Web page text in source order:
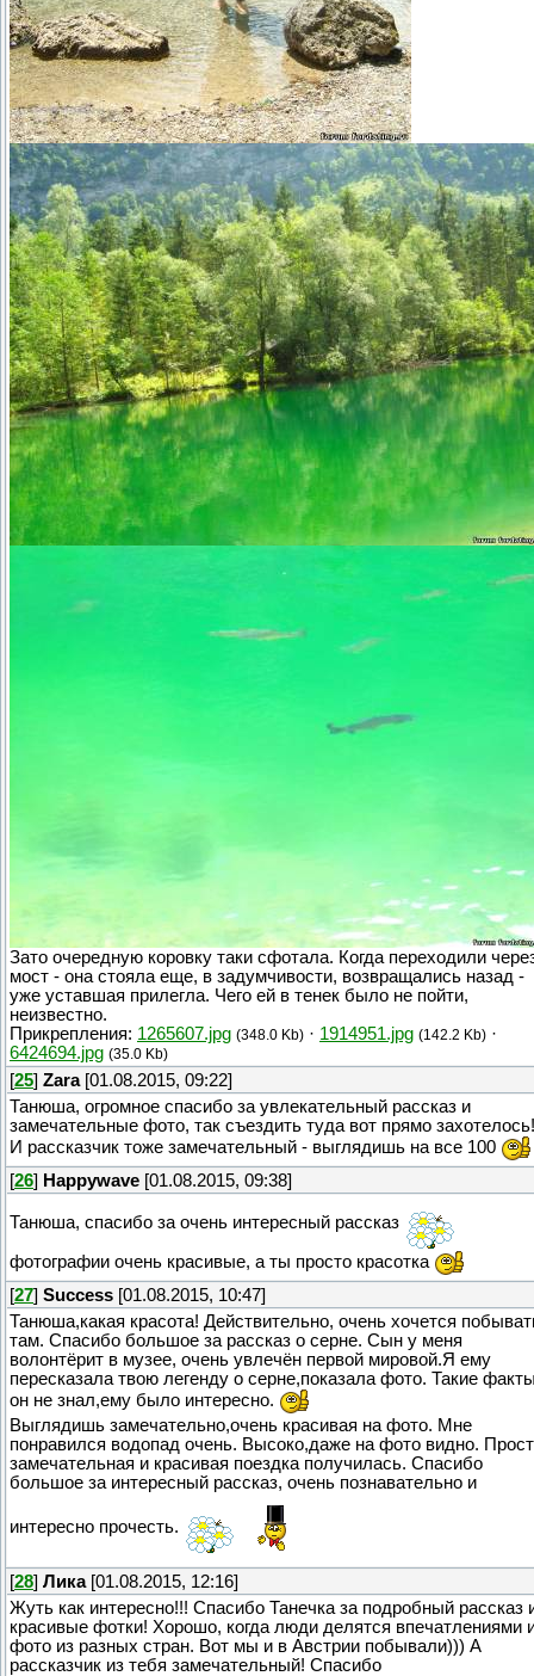
Зато очередную коровку таки сфотала. Когда переходили
мост - она стояла еще, в задумчивости, возвращались назад -
уже уставшая прилегла. Чего ей в тенек было не пойти,
неизвестно.
Прикрепления: 1265607.jpg (348.0 Kb) · 1914951.jpg (142.2 Kb) ·
6424694.jpg (35.0 Kb)
[25] Zara[01.08.2015, 09:22]
Танюша, огромное спасибо за увлекательный рассказ и
замечательные фото, так съездить туда вот прямо захотелось!
И рассказчик тоже замечательный - выглядишь на все 100
[26] Happywave [01.08.2015, 09:38]
Танюша, спасибо за очень интересный рассказ
фотографии очень красивые, а ты просто красотка
[27] Success [01.08.2015, 10:47]
Танюша,какая красота! Действительно, очень хочется
там. Спасибо большое за рассказ о серне. Сын у меня
волонтёрит в музее, очень увлечён первой мировой.Я ему
пересказала твою легенду о серне,показала фото. Такие
он не знал,ему было интересно.
Выглядишь замечательно,очень красивая на фото. Мне
понравился водопад очень. Высоко,даже на фото видно.
замечательная и красивая поездка получилась. Спасибо
большое за интересный рассказ, очень познавательно и
интересно прочесть.
[28] Лика[01.08.2015, 12:16]
Жуть как интересно!!! Спасибо Танечка за подробный рассказ
красивые фотки! Хорошо, когда люди делятся впечатлениями
фото из разных стран. Вот мы и в Австрии побывали))) А
рассказчик из тебя замечательный! Спасибо